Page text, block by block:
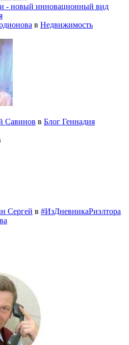
- новый инновационный вид
в Недвижимость
Савинов в Блог Геннадия
Сергей в #ИзДневникаРиэлтора